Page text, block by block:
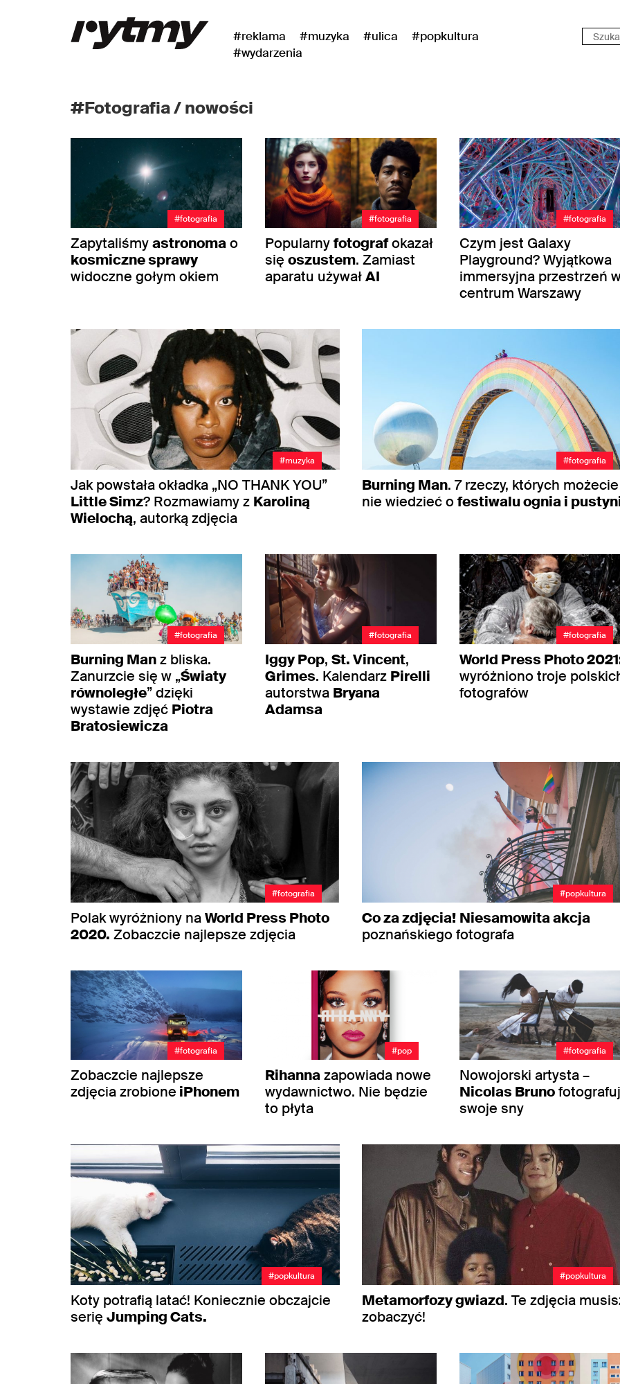
#reklama #muzyka #ulica
#popkultura
#wydarzenia
#Fotografia / nowości
#fotografia
Zapytaliśmyastronomao
kosmiczne sprawy
widoczne gołym okiem
#fotografia
Popularnyfotografokazał
się oszustem. Zamiast
aparatu używałAI
#fotografia
Czym jest Galaxy
Playground? Wyjątkowa
immersyjna przestrzeń
centrum Warszawy
#muzyka
Jak powstała okładka „NO THANK YOU”
Little Simz? Rozmawiamy z Karoliną
Wielochą, autorką zdjęcia
#fotografia
Burning Man. 7 rzeczy, których możecie
nie wiedzieć ofestiwalu ognia i
#fotografia
Burning Manz bliska.
Zanurzcie się w „Światy
równoległe” dzięki
wystawie zdjęć Piotra
Bratosiewicza
#fotografia
Iggy Pop, St. Vincent,
Grimes. Kalendarz Pirelli
autorstwa Bryana
Adamsa
#fotografia
World Press Photo
wyróżniono troje
fotografów
#fotografia
Polak wyróżniony naWorld Press Photo
2020. Zobaczcie najlepsze zdjęcia
#popkultura
Co za zdjęcia! Niesamowita akcja
poznańskiego fotografa
#fotografia
Zobaczcie najlepsze
zdjęcia zrobione iPhonem
#pop
Rihannazapowiada nowe
wydawnictwo. Nie będzie
to płyta
#fotografia
Nowojorski artysta –
Nicolas Bruno
swoje sny
#popkultura
Koty potrafią latać! Koniecznie obczajcie
serię Jumping Cats.
#popkultura
Metamorfozy gwiazd. Te zdjęcia
zobaczyć!